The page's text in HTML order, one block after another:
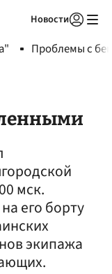
Новости
Проблемы с
мск.
его борту
экипажа